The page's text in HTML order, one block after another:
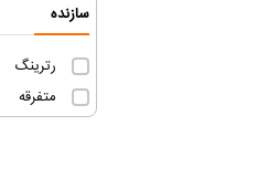
سازنده
رترینگ
متفرقه